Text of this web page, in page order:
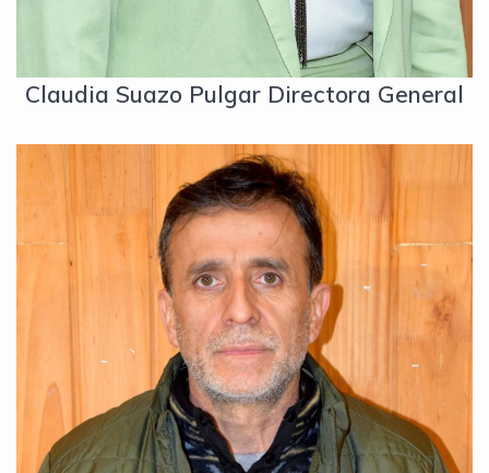
Claudia Suazo Pulgar Directora General